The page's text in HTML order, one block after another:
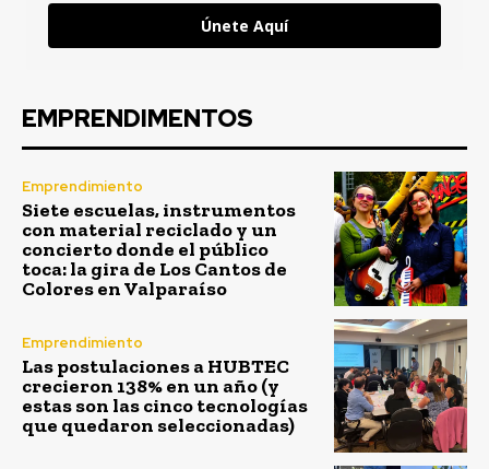
Únete Aquí
EMPRENDIMENTOS
Emprendimiento
Siete escuelas, instrumentos
con material reciclado y un
concierto donde el público
toca: la gira de Los Cantos de
Colores en Valparaíso
Emprendimiento
Las postulaciones a HUBTEC
crecieron 138% en un año (y
estas son las cinco tecnologías
que quedaron seleccionadas)